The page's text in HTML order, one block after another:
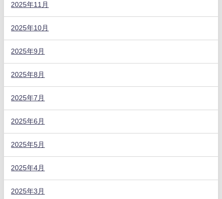
2025年11月
2025年10月
2025年9月
2025年8月
2025年7月
2025年6月
2025年5月
2025年4月
2025年3月